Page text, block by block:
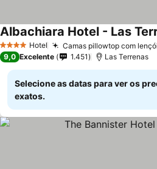
4 EstrelasHotel Camas pillowtop com
Albachiara Hotel - Las
9,0 Excelente 1.451 Las Terrenas
Selecione as datas para ver os
exatos.